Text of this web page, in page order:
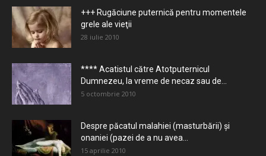
+++ Rugăciune puternică pentru momentele
grele ale vieţii
28 iulie 2010
**** Acatistul către Atotputernicul
Dumnezeu, la vreme de necaz sau de...
5 octombrie 2010
Despre păcatul malahiei (masturbării) şi
onaniei (pazei de a nu avea...
15 aprilie 2010